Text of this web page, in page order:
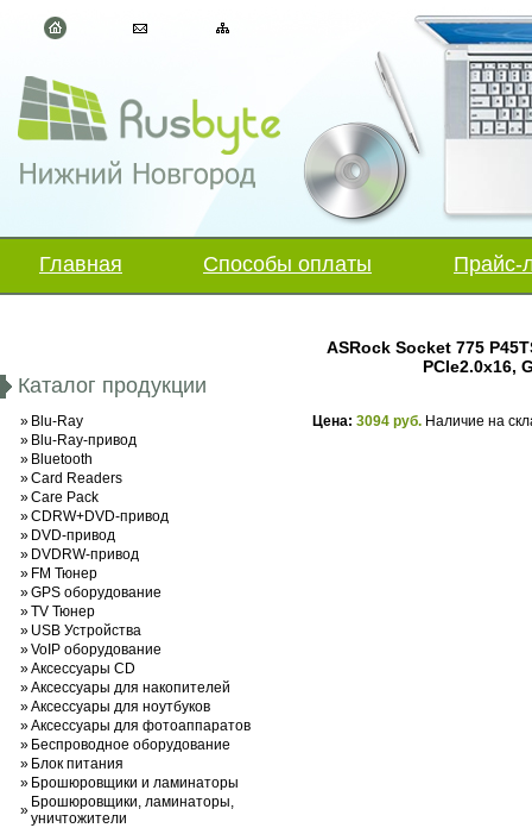
Главная Способы оплаты Прайс-
Каталог продукции
» Blu-Ray
» Blu-Ray-привод
» Bluetooth
»Card Readers
»Care Pack
»CDRW+DVD-привод
» DVD-привод
» DVDRW-привод
» FM Тюнер
»GPS оборудование
»TV Тюнер
» USB Устройства
»VoIP оборудование
»Аксессуары CD
»Аксессуары для накопителей
»Аксессуары для ноутбуков
»Аксессуары для фотоаппаратов
» Беспроводное оборудование
» Блок питания
» Брошюровщики и ламинаторы
» Брошюровщики, ламинаторы,
уничтожители
ASRock Socket 775
PCIe2.0x16,
Цена: 3094 руб. Наличие на